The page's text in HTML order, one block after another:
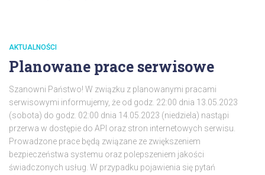
AKTUALNOŚCI
Planowane prace serwisowe
Szanowni Państwo! W związku z planowanymi pracami
serwisowymi informujemy, że od godz. 22:00 dnia 13.05.2023
(sobota) do godz. 02:00 dnia 14.05.2023 (niedziela) nastąpi
przerwa w dostępie do API oraz stron internetowych serwisu.
Prowadzone prace będą związane ze zwiększeniem
bezpieczeństwa systemu oraz polepszeniem jakości
świadczonych usług. W przypadku pojawienia się pytań